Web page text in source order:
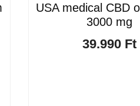
USA medical CBD
3000 mg
39.990 Ft